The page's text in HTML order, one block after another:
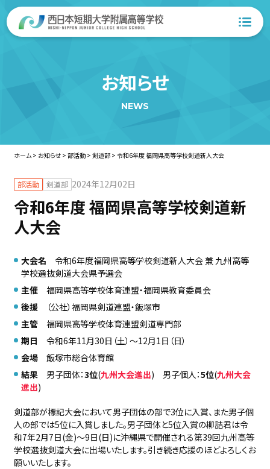
お知らせ
NEWS
ホーム> お知らせ> 部活動> 剣道部> 令和6年度 福岡県高等学校剣道新人大会
部活動 剣道部 2024年12月02日
令和6年度 福岡県高等学校剣道新
人大会
大会名 令和6年度福岡県高等学校剣道新人大会 兼 九州高等
学校選抜剣道大会県予選会
主催福岡県高等学校体育連盟・福岡県教育委員会
後援（公社）福岡県剣道連盟・飯塚市
主管福岡県高等学校体育連盟剣道専門部
期日 令和6年11月30日（土）〜12月1日（日）
会場飯塚市総合体育館
結果男子団体：3位(九州大会進出) 男子個人：5位(九州大会
進出)
剣道部が標記大会において男子団体の部で3位に入賞、また男子個
人の部では5位に入賞しました。男子団体と5位入賞の柳詰君は令
和7年2月7日(金)～9日(日)に沖縄県で開催される第39回九州高等
学校選抜剣道大会に出場いたします。引き続き応援のほどよろしくお
願いいたします。